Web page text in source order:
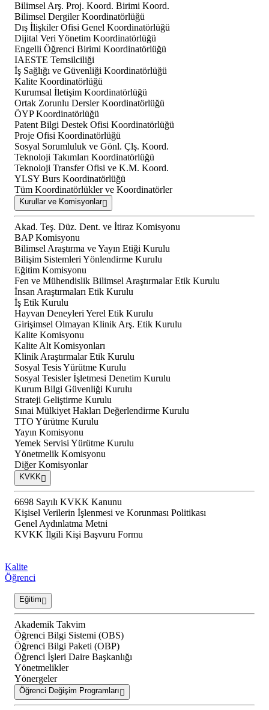
Bilimsel Arş. Proj. Koord. Birimi Koord.
Bilimsel Dergiler Koordinatörlüğü
Dış İlişkiler Ofisi Genel Koordinatörlüğü
Dijital Veri Yönetim Koordinatörlüğü
Engelli Öğrenci Birimi Koordinatörlüğü
IAESTE Temsilciliği
İş Sağlığı ve Güvenliği Koordinatörlüğü
Kalite Koordinatörlüğü
Kurumsal İletişim Koordinatörlüğü
Ortak Zorunlu Dersler Koordinatörlüğü
ÖYP Koordinatörlüğü
Patent Bilgi Destek Ofisi Koordinatörlüğü
Proje Ofisi Koordinatörlüğü
Sosyal Sorumluluk ve Gönl. Çlş. Koord.
Teknoloji Takımları Koordinatörlüğü
Teknoloji Transfer Ofisi ve K.M. Koord.
YLSY Burs Koordinatörlüğü
Tüm Koordinatörlükler ve Koordinatörler
Kurullar ve Komisyonlar
Akad. Teş. Düz. Dent. ve İtiraz Komisyonu
BAP Komisyonu
Bilimsel Araştırma ve Yayın Etiği Kurulu
Bilişim Sistemleri Yönlendirme Kurulu
Eğitim Komisyonu
Fen ve Mühendislik Bilimsel Araştırmalar Etik Kurulu
İnsan Araştırmaları Etik Kurulu
İş Etik Kurulu
Hayvan Deneyleri Yerel Etik Kurulu
Girişimsel Olmayan Klinik Arş. Etik Kurulu
Kalite Komisyonu
Kalite Alt Komisyonları
Klinik Araştırmalar Etik Kurulu
Sosyal Tesis Yürütme Kurulu
Sosyal Tesisler İşletmesi Denetim Kurulu
Kurum Bilgi Güvenliği Kurulu
Strateji Geliştirme Kurulu
Sınai Mülkiyet Hakları Değerlendirme Kurulu
TTO Yürütme Kurulu
Yayın Komisyonu
Yemek Servisi Yürütme Kurulu
Yönetmelik Komisyonu
Diğer Komisyonlar
KVKK
6698 Sayılı KVKK Kanunu
Kişisel Verilerin İşlenmesi ve Korunması Politikası
Genel Aydınlatma Metni
KVKK İlgili Kişi Başvuru Formu
Kalite
Öğrenci
Eğitim
Akademik Takvim
Öğrenci Bilgi Sistemi (OBS)
Öğrenci Bilgi Paketi (OBP)
Öğrenci İşleri Daire Başkanlığı
Yönetmelikler
Yönergeler
Öğrenci Değişim Programları